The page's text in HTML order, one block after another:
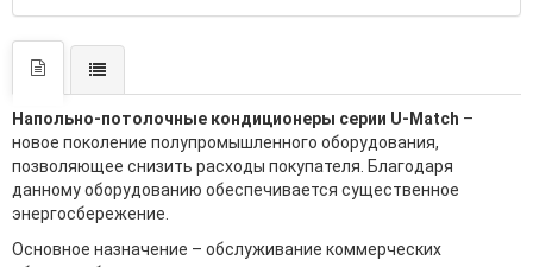
Напольно-потолочные кондиционеры серии U-Match –
новое поколение полупромышленного оборудования,
позволяющее снизить расходы покупателя. Благодаря
данному оборудованию обеспечивается существенное
энергосбережение.
Основное назначение – обслуживание коммерческих